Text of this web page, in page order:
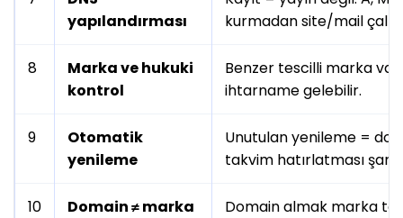
yapılandırması
kurmadan site/mail
8
Marka ve hukuki
kontrol
Benzer tescilli marka
ihtarname gelebilir.
9
Otomatik
yenileme
Unutulan yenileme =
takvim hatırlatması şart.
10 Domain ≠ marka Domain almak marka